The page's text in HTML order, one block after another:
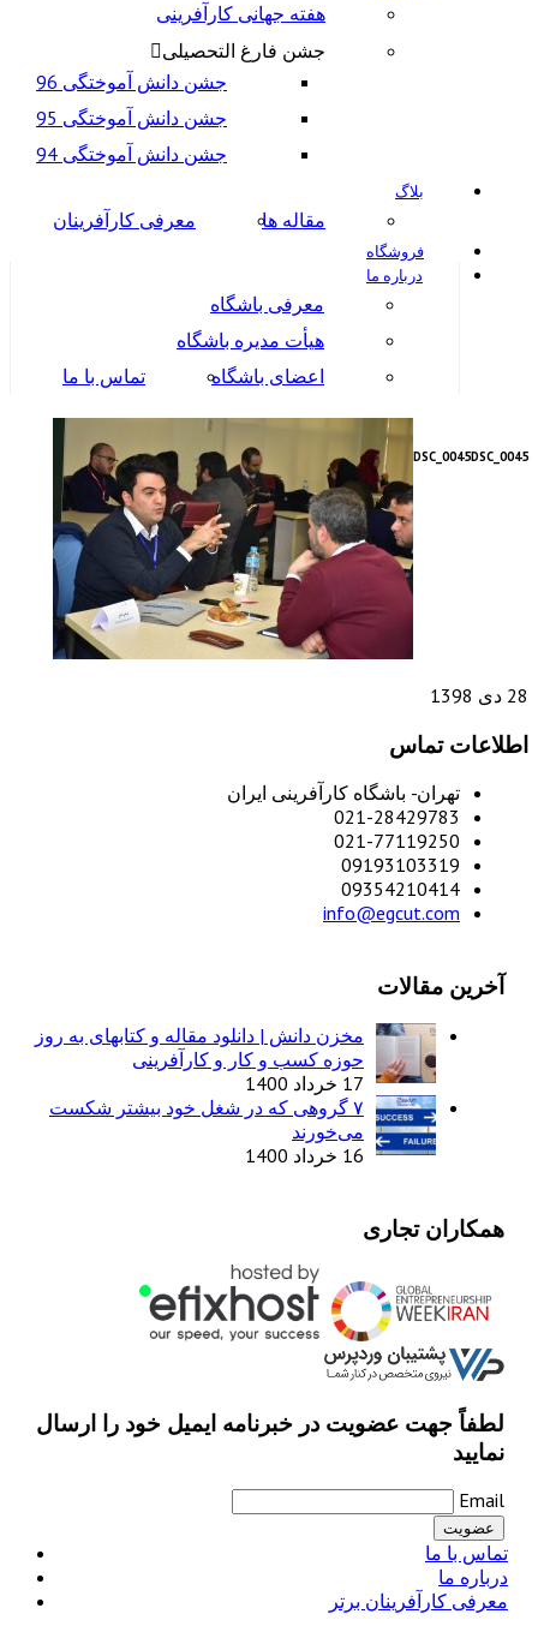
هفته جهانی کارآفرینی
جشن فارغ التحصیلی
جشن دانش آموختگی 96
جشن دانش آموختگی 95
جشن دانش آموختگی 94
بلاگ
مقاله ها معرفی کارآفرینان
فروشگاه
درباره ما
معرفی باشگاه
هیأت مدیره باشگاه
اعضای باشگاه
تماس با ما
DSC_0045
DSC_0045
28 دی 1398
اطلاعات تماس
تهران- باشگاه کارآفرینی ایران
021-28429783
021-77119250
09193103319
09354210414
info@egcut.com
آخرین مقالات
مخزن دانش | دانلود مقاله و کتابهای به روز
حوزه کسب و کار و کارآفرینی
17 خرداد 1400
۷ گروهی که در شغل خود بیشتر شکست
می‌خورند
16 خرداد 1400
همکاران تجاری
لطفاً جهت عضویت در خبرنامه ایمیل خود را ارسال
نمایید
Email
تماس با ما
درباره ما
معرفی کارآفرینان برتر